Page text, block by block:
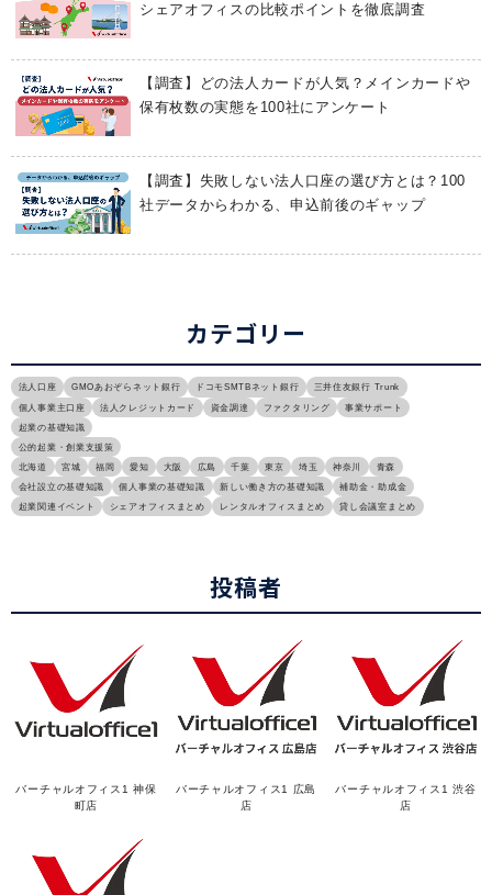
シェアオフィスの比較ポイントを徹底調査
【調査】どの法人カードが人気？メインカードや
保有枚数の実態を100社にアンケート
【調査】失敗しない法人口座の選び方とは？100
社データからわかる、申込前後のギャップ
カテゴリー
法人口座 GMOあおぞらネット銀行 ドコモSMTBネット銀行
三井住友銀行 Trunk
個人事業主口座
法人クレジットカード 資金調達 ファクタリング
事業サポート
起業の基礎知識
公的起業・創業支援策
北海道
宮城 福岡 愛知 大阪 広島 千葉 東京 埼玉 神奈川
青森
会社設立の基礎知識
個人事業の基礎知識 新しい働き方の基礎知識
補助金・助成金
起業関連イベント
シェアオフィスまとめ レンタルオフィスまとめ 貸し会議室まとめ
投稿者
バーチャルオフィス1 神保
町店
バーチャルオフィス1 広島
店
バーチャルオフィス1 渋谷
店